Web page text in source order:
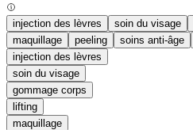
injection des lèvres soin du visage
maquillage
peeling soins anti-âge
injection des lèvres
soin du visage
gommage corps
lifting
maquillage